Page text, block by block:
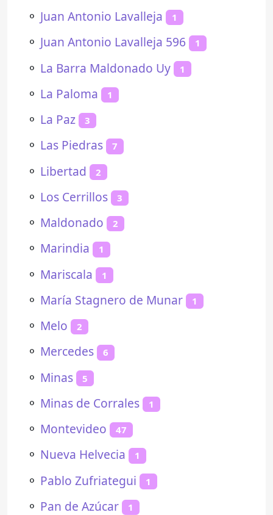
⚬ Juan Antonio Lavalleja 1
⚬ Juan Antonio Lavalleja 596 1
⚬ La Barra Maldonado Uy 1
⚬ La Paloma 1
⚬ La Paz 3
⚬ Las Piedras 7
⚬ Libertad 2
⚬ Los Cerrillos 3
⚬ Maldonado 2
⚬ Marindia 1
⚬ Mariscala 1
⚬ María Stagnero de Munar 1
⚬ Melo 2
⚬ Mercedes 6
⚬ Minas 5
⚬ Minas de Corrales 1
⚬ Montevideo 47
⚬ Nueva Helvecia 1
⚬ Pablo Zufriategui 1
⚬ Pan de Azúcar 1